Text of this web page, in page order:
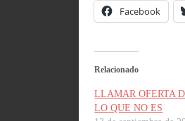
Facebook
Relacionado
LLAMAR OFERTA
LO QUE NO ES